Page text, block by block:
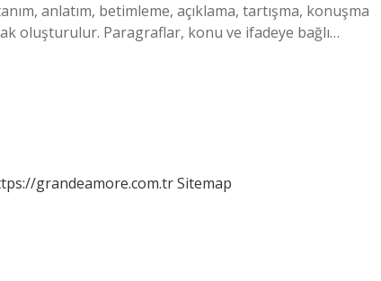
anlatım, betimleme, açıklama, tartışma, konuşma
oluşturulur. Paragraflar, konu ve ifadeye bağlı…
grandeamore.com.trSitemap